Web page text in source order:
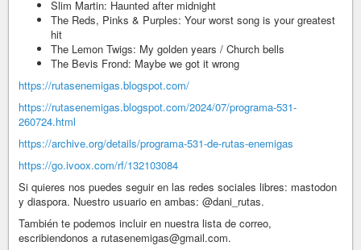
Slim Martin: Haunted after midnight
The Reds, Pinks & Purples: Your worst song is your greatest
hit
The Lemon Twigs: My golden years / Church bells
The Bevis Frond: Maybe we got it wrong
https://rutasenemigas.blogspot.com/
https://rutasenemigas.blogspot.com/2024/07/programa-531-
260724.html
https://archive.org/details/programa-531-de-rutas-enemigas
https://go.ivoox.com/rf/132103084
Si quieres nos puedes seguir en las redes sociales libres: mastodon
y diaspora. Nuestro usuario en ambas: @dani_rutas.
También te podemos incluir en nuestra lista de correo,
escribiendonos a rutasenemigas@gmail.com.